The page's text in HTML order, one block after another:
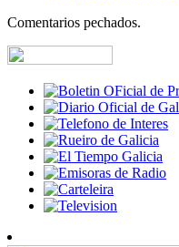
Comentarios pechados.